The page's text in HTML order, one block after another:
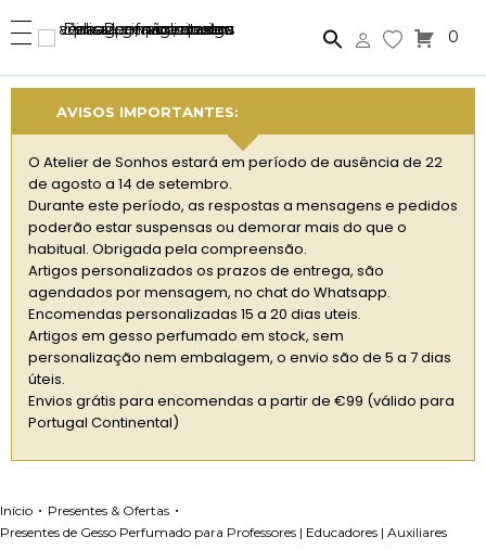
0
AVISOS IMPORTANTES:
O Atelier de Sonhos estará em período de ausência de 22
de agosto a 14 de setembro.
Durante este período, as respostas a mensagens e pedidos
poderão estar suspensas ou demorar mais do que o
habitual. Obrigada pela compreensão.
Artigos personalizados os prazos de entrega, são
agendados por mensagem, no chat do Whatsapp.
Encomendas personalizadas 15 a 20 dias uteis.
Artigos em gesso perfumado em stock, sem
personalização nem embalagem, o envio são de 5 a 7 dias
úteis.
Envios grátis para encomendas a partir de €99 (válido para
Portugal Continental)
Início • Presentes & Ofertas •
Presentes de Gesso Perfumado para Professores | Educadores | Auxiliares